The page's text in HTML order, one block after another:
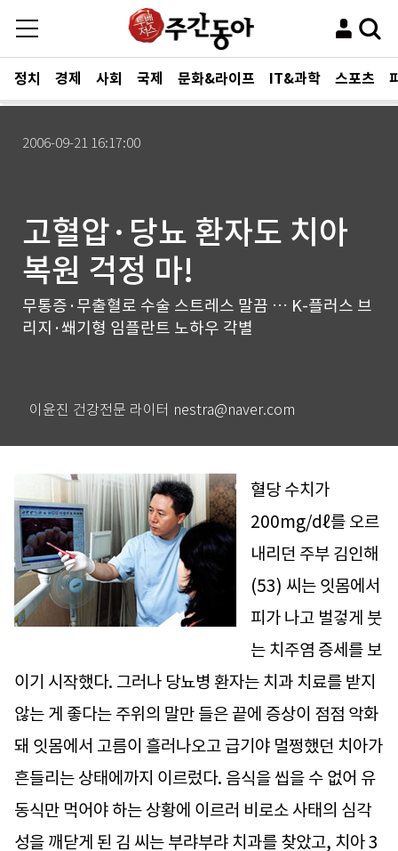
정치 경제 사회 국제 문화&라이프 IT&과학 스포츠
2006-09-21 16:17:00
고혈압·당뇨 환자도 치아
복원 걱정 마!
무통증·무출혈로 수술 스트레스 말끔 … K-플러스 브
리지·쐐기형 임플란트 노하우 각별
이윤진 건강전문 라이터 nestra@naver.com
혈당 수치가
200mg/dℓ를 오르
내리던 주부 김인해
(53) 씨는 잇몸에서
피가 나고 벌겋게 붓
는 치주염 증세를 보
이기 시작했다. 그러나 당뇨병 환자는 치과 치료를 받지
않는 게 좋다는 주위의 말만 들은 끝에 증상이 점점 악화
돼 잇몸에서 고름이 흘러나오고 급기야 멀쩡했던 치아가
흔들리는 상태에까지 이르렀다. 음식을 씹을 수 없어 유
동식만 먹어야 하는 상황에 이르러 비로소 사태의 심각
성을 깨닫게 된 김 씨는 부랴부랴 치과를 찾았고, 치아 3